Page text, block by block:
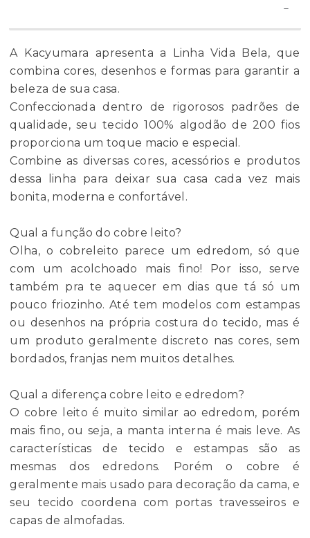
A Kacyumara apresenta a Linha Vida Bela, que
combina cores, desenhos e formas para garantir a
beleza de sua casa.
Confeccionada dentro de rigorosos padrões de
qualidade, seu tecido 100% algodão de 200 fios
proporciona um toque macio e especial.
Combine as diversas cores, acessórios e produtos
dessa linha para deixar sua casa cada vez mais
bonita, moderna e confortável.
Qual a função do cobre leito?
Olha, o cobreleito parece um edredom, só que
com um acolchoado mais fino! Por isso, serve
também pra te aquecer em dias que tá só um
pouco friozinho. Até tem modelos com estampas
ou desenhos na própria costura do tecido, mas é
um produto geralmente discreto nas cores, sem
bordados, franjas nem muitos detalhes.
Qual a diferença cobre leito e edredom?
O cobre leito é muito similar ao edredom, porém
mais fino, ou seja, a manta interna é mais leve. As
características de tecido e estampas são as
mesmas dos edredons. Porém o cobre é
geralmente mais usado para decoração da cama, e
seu tecido coordena com portas travesseiros e
capas de almofadas.